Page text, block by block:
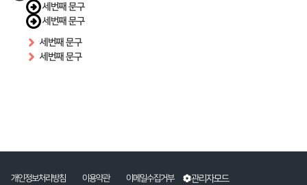
세번째 문구
세번째 문구
세번째 문구
세번째 문구
개인정보처리방침 이용약관 이메일수집거부 관리자모드